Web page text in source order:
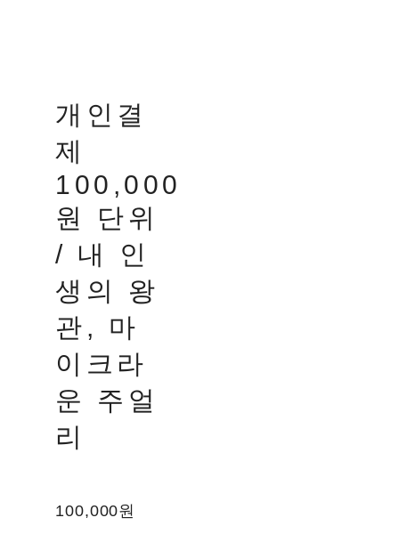
개인결
제
100,000
원 단위
/ 내 인
생의 왕
관, 마
이크라
운 주얼
리
100,000원